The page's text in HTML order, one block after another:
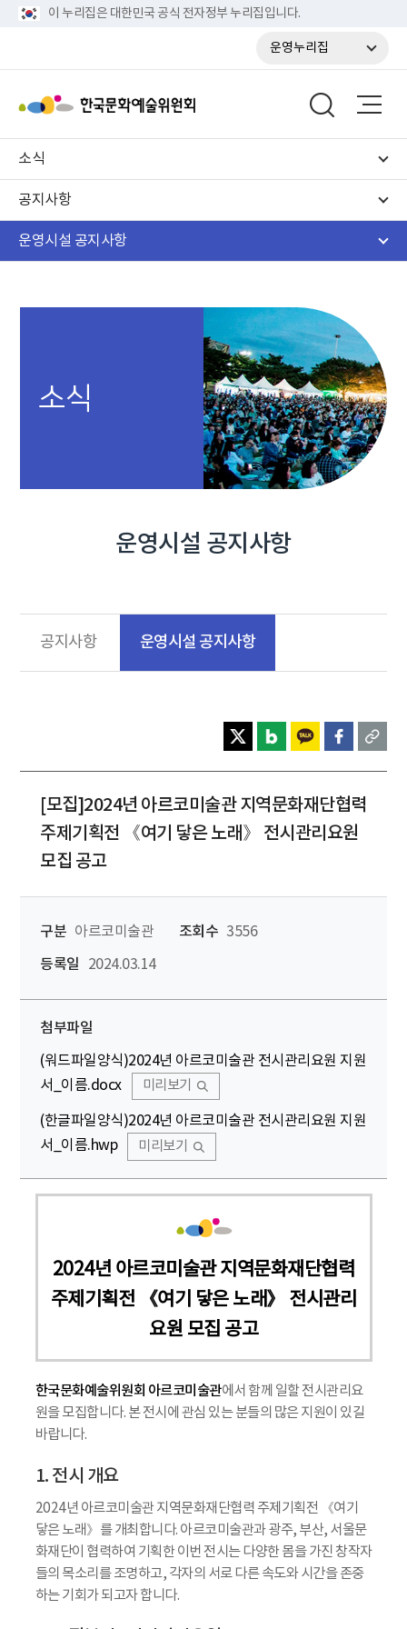
이 누리집은 대한민국 공식 전자정부 누리집입니다.
운영누리집
소식
공지사항
운영시설 공지사항
소식
운영시설 공지사항
공지사항 운영시설 공지사항
[모집]2024년 아르코미술관 지역문화재단협력
주제기획전 《여기 닿은 노래》 전시관리요원
모집 공고
구분 아르코미술관 조회수 3556
등록일
2024.03.14
첨부파일
(워드파일양식)2024년 아르코미술관 전시관리요원 지원
서_이름.docx
미리보기
(한글파일양식)2024년 아르코미술관 전시관리요원 지원
서_이름.hwp
미리보기
2024년 아르코미술관 지역문화재단협력
주제기획전 《여기 닿은 노래》 전시관리
요원 모집 공고
한국문화예술위원회 아르코미술관에서 함께 일할 전시관리요
원을 모집합니다. 본 전시에 관심 있는 분들의 많은 지원이 있길
바랍니다.
1. 전시 개요
2024년 아르코미술관 지역문화재단협력 주제기획전 《여기
닿은 노래》를 개최합니다. 아르코미술관과 광주, 부산, 서울문
화재단이 협력하여 기획한 이번 전시는 다양한 몸을 가진 창작자
들의 목소리를 조명하고, 각자의 서로 다른 속도와 시간을 존중
하는 기회가 되고자 합니다.